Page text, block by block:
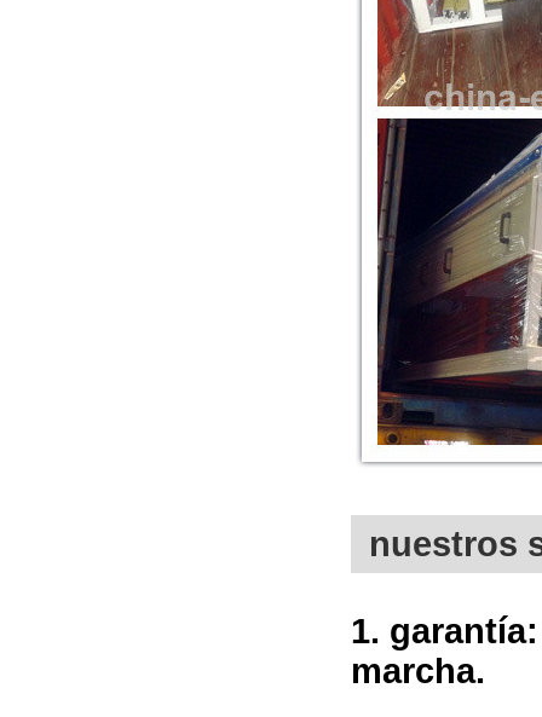
nuestros
1.
marcha.